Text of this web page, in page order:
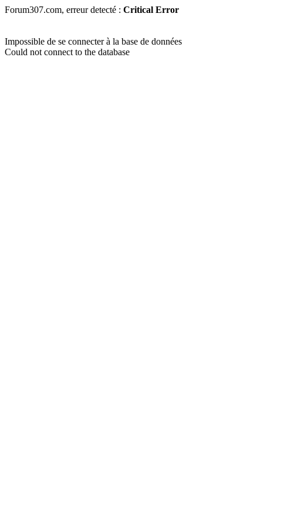
Forum307.com, erreur detecté : Critical Error
Impossible de se connecter à la base de données
Could not connect to the database